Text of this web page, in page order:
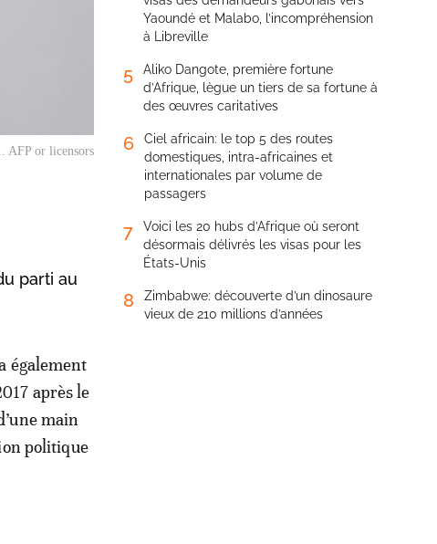
AFP or licensors
parti au
également
après le
main
politique
Yaoundé et Malabo, l’incompréhension
à Libreville
5
Aliko Dangote, première fortune
d’Afrique, lègue un tiers de sa fortune à
des œuvres caritatives
6
Ciel africain: le top 5 des routes
domestiques, intra-africaines et
internationales par volume de
passagers
7
Voici les 20 hubs d’Afrique où seront
désormais délivrés les visas pour les
États-Unis
8
Zimbabwe: découverte d’un dinosaure
vieux de 210 millions d’années